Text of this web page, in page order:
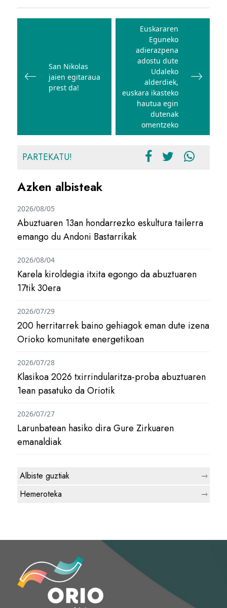
Bidalketetan
San Nikolas
jaien egitaraua
prest da!
Euskararen
Eguneko
adierazpena
adostu dute
Udaleko
alderdiek,
euskara ikasteko
hautua egin
dutenak
omentzeko
PARTEKATU!
Azken albisteak
Abuztuaren 13an hondarrezko eskultura tailerra
emango du Andoni Bastarrikak
2026/08/05
Karela kiroldegia itxita egongo da abuztuaren
17tik 30era
2026/08/04
200 herritarrek baino gehiagok eman dute izena
Orioko komunitate energetikoan
2026/07/29
Klasikoa 2026 txirrindularitza-proba abuztuaren
1ean pasatuko da Oriotik
2026/07/28
Larunbatean hasiko dira Gure Zirkuaren
emanaldiak
2026/07/27
Albiste guztiak
Hemeroteka